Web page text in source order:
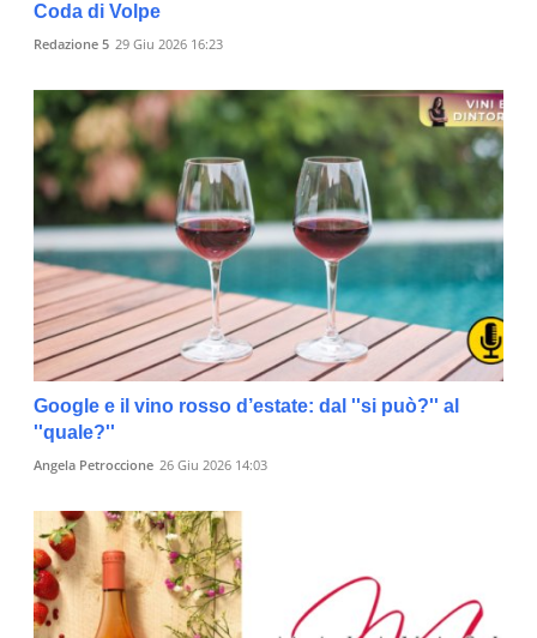
Coda di Volpe
Redazione 5 29 Giu 2026 16:23
Google e il vino rosso d’estate: dal ''si può?'' al
''quale?''
Angela Petroccione 26 Giu 2026 14:03